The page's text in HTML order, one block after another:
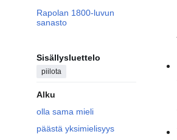
Rapolan 1800-luvun
sanasto
Sisällysluettelo
piilota
Alku
olla sama mieli
päästä yksimielisyys